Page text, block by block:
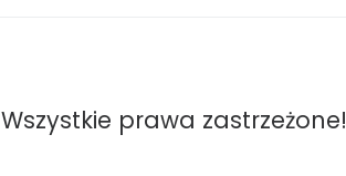
Wszystkie prawa zastrzeżone!